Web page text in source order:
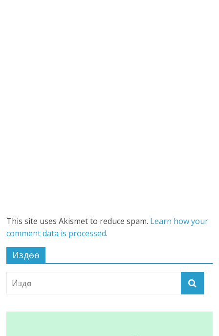
This site uses Akismet to reduce spam. Learn how your
comment data is processed.
Издөө